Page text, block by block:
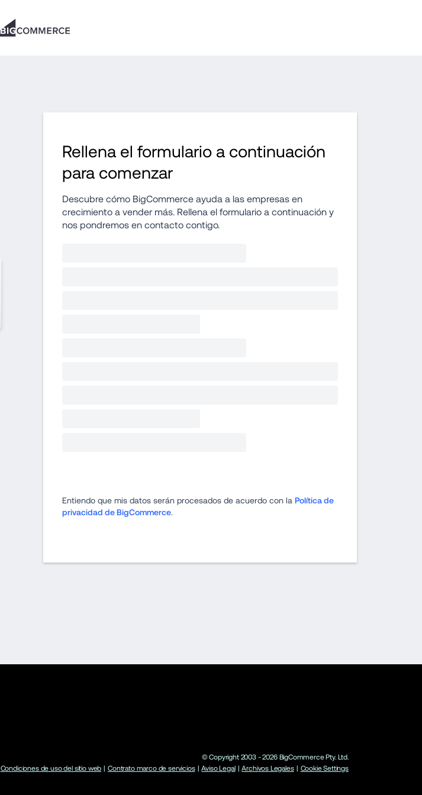
Rellena el formulario a continuación
para comenzar
Descubre cómo BigCommerce ayuda a las empresas en
crecimiento a vender más. Rellena el formulario a continuación y
nos pondremos en contacto contigo.
Entiendo que mis datos serán procesados de acuerdo con la Política de
privacidad de BigCommerce.
© Copyright 2003 -2026BigCommerce Pty. Ltd.
Condiciones de uso del sitio web | Contrato marco de servicios | Aviso Legal | Archivos Legales | Cookie Settings